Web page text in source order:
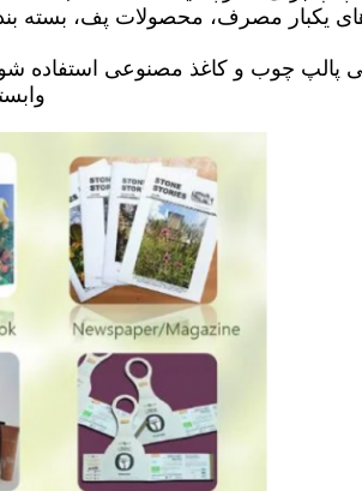
پالپ چوب و کاغذ مصنوعی استفاده